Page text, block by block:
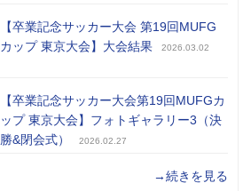
【卒業記念サッカー大会 第19回MUFG
カップ 東京大会】大会結果
2026.03.02
【卒業記念サッカー大会第19回MUFGカ
ップ 東京大会】フォトギャラリー3（決
勝&閉会式）
2026.02.27
→続きを見る